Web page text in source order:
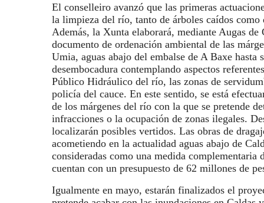
El conselleiro avanzó que las primeras
la limpieza del río, tanto de árboles caídos como
Además, la Xunta elaborará, mediante Augas de
documento de ordenación ambiental de las
Umia, aguas abajo del embalse de A Baxe hasta
desembocadura contemplando aspectos
Público Hidráulico del río, las zonas de
policía del cauce. En este sentido, se está
de los márgenes del río con la que se pretende
infracciones o la ocupación de zonas ilegales.
localizarán posibles vertidos. Las obras de
acometiendo en la actualidad aguas abajo de
consideradas como una medida complementaria
cuentan con un presupuesto de 62 millones de
Igualmente en mayo, estarán finalizados el